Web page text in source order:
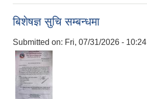
बिशेषज्ञ सुचि सम्बन्धमा
Submitted on: Fri, 07/31/2026 - 10:24